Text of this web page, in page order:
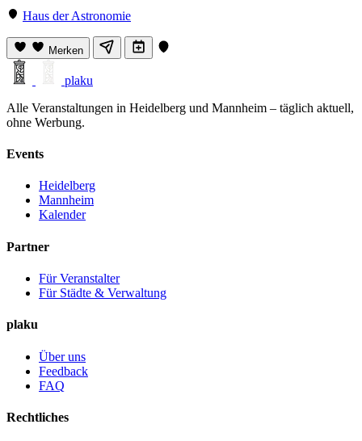
Haus der Astronomie
Merken
plaku
Alle Veranstaltungen in Heidelberg und Mannheim – täglich aktuell,
ohne Werbung.
Events
Heidelberg
Mannheim
Kalender
Partner
Für Veranstalter
Für Städte & Verwaltung
plaku
Über uns
Feedback
FAQ
Rechtliches